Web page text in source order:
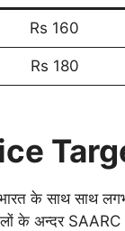
Rs 160
Rs 180
के साथ साथ
के अन्दर